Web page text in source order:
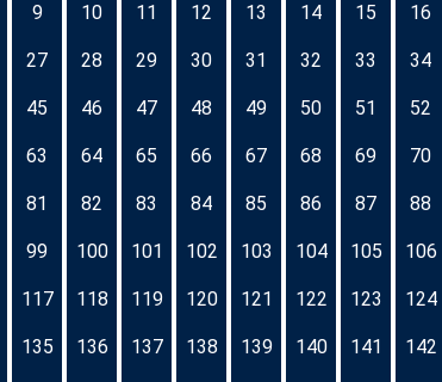
9 10 11 12 13 14 15 16
27 28 29 30 31 32 33 34
45 46 47 48 49 50 51 52
63 64 65 66 67 68 69 70
81 82 83 84 85 86 87 88
99 100 101 102 103 104 105 106
117 118 119 120 121 122 123 124
135 136 137 138 139 140 141 142